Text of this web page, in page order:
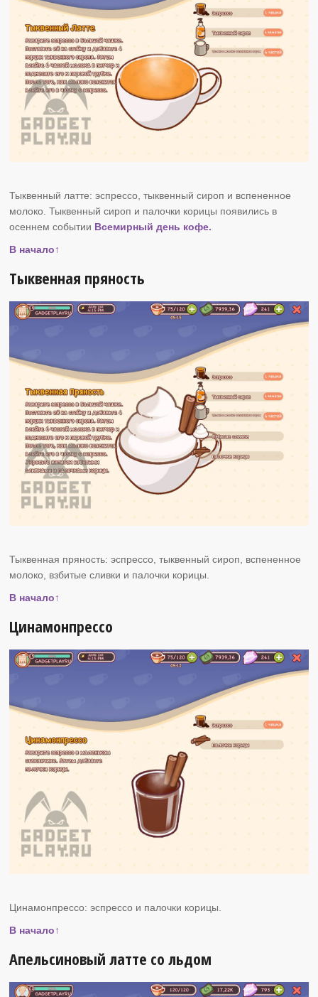
Тыквенный латте: эспрессо, тыквенный сироп и вспененное
молоко. Тыквенный сироп и палочки корицы появились в
осеннем событии Всемирный день кофе.
В начало↑
Тыквенная пряность
Тыквенная пряность: эспрессо, тыквенный сироп, вспененное
молоко, взбитые сливки и палочки корицы.
В начало↑
Цинамонпрессо
Цинамонпрессо: эспрессо и палочки корицы.
В начало↑
Апельсиновый латте со льдом